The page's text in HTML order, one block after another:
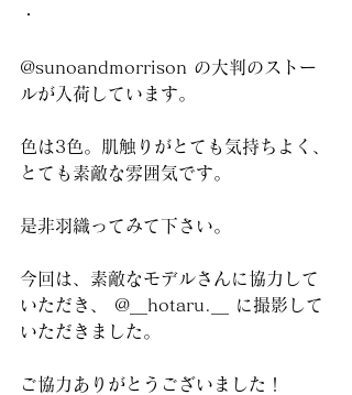
・
@sunoandmorrison の大判のストー
ルが入荷しています。
色は3色。肌触りがとても気持ちよく、
とても素敵な雰囲気です。
是非羽織ってみて下さい。
今回は、素敵なモデルさんに協力して
いただき、 @__hotaru.__ に撮影して
いただきました。
ご協力ありがとうございました！